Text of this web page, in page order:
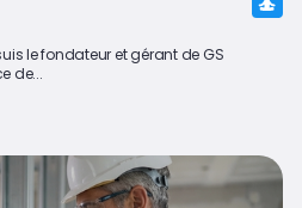
le fondateur et gérant de GS
de...